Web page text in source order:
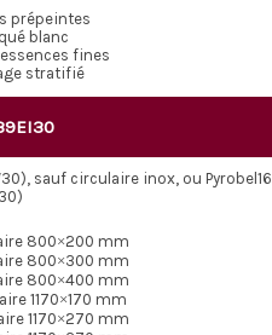
prépeintes
blanc
fines
stratifié
sauf circulaire inox, ou Pyrobel16
800×200 mm
800×300 mm
800×400 mm
1170×170 mm
1170×270 mm